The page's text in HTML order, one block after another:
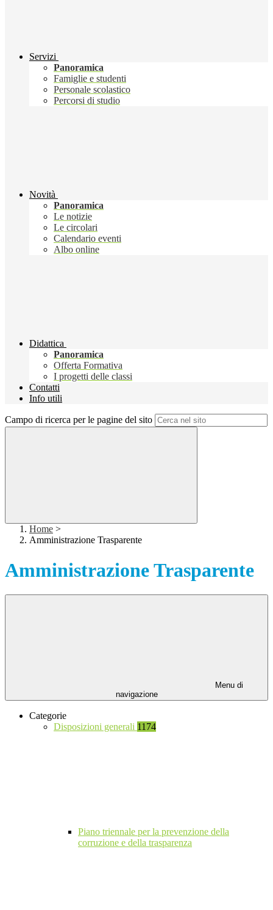
Servizi
Panoramica
Famiglie e studenti
Personale scolastico
Percorsi di studio
Novità
Panoramica
Le notizie
Le circolari
Calendario eventi
Albo online
Didattica
Panoramica
Offerta Formativa
I progetti delle classi
Contatti
Info utili
Campo di ricerca per le pagine del sito
Home >
Amministrazione Trasparente
Amministrazione Trasparente
Menu di
navigazione
Categorie
Disposizioni generali 1174
Piano triennale per la prevenzione della
corruzione e della trasparenza